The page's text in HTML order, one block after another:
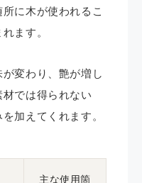
に木が使われるこ
ます。
変わり、艶が増し
では得られない
加えてくれます。
主な使用箇